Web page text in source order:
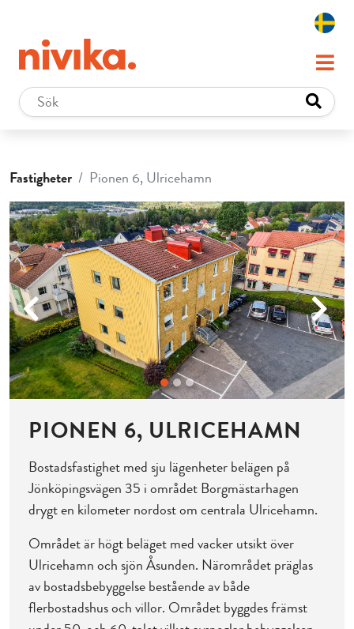
Fastigheter Pionen 6, Ulricehamn
Previous Next
PIONEN 6, ULRICEHAMN
Bostadsfastighet med sju lägenheter belägen på
Jönköpingsvägen 35 i området Borgmästarhagen
drygt en kilometer nordost om centrala Ulricehamn.
Området är högt beläget med vacker utsikt över
Ulricehamn och sjön Åsunden. Närområdet präglas
av bostadsbebyggelse bestående av både
flerbostadshus och villor. Området byggdes främst